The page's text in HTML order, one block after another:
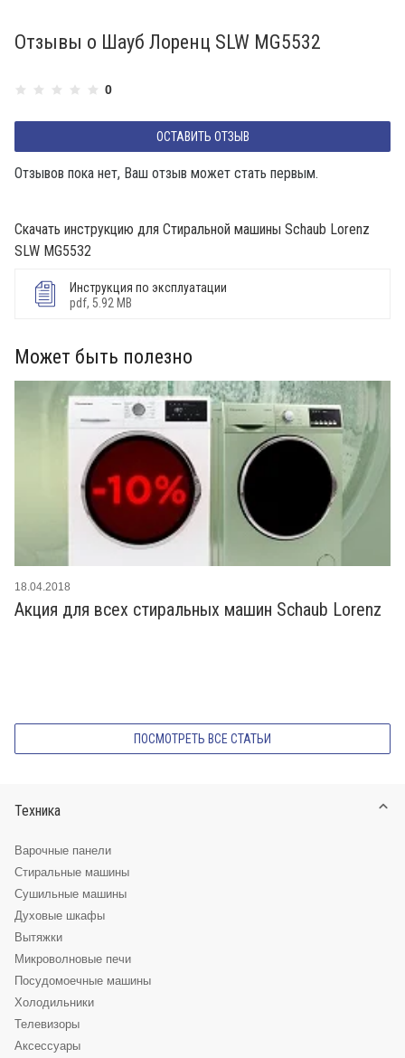
Отзывы о Шауб Лоренц SLW MG5532
ОСТАВИТЬ ОТЗЫВ
0
Отзывов пока нет, Ваш отзыв может стать первым.
Скачать инструкцию для Стиральной машины Schaub Lorenz
SLW MG5532
Инструкция по эксплуатации
pdf, 5.92 MB
Может быть полезно
ПОСМОТРЕТЬ ВСЕ СТАТЬИ
Акция для всех стиральных машин Schaub Lorenz
18.04.2018
Техника
Варочные панели
Стиральные машины
Сушильные машины
Духовые шкафы
Вытяжки
Микроволновые печи
Посудомоечные машины
Холодильники
Телевизоры
Аксессуары